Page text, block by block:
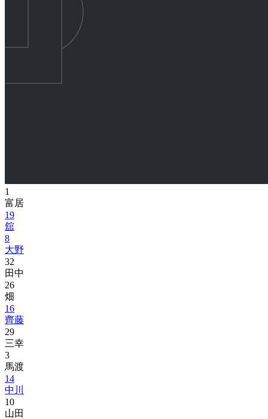
1
富居
19
舘
8
大野
32
田中
26
畑
16
齊藤
29
三幸
3
馬渡
14
中川
10
山田